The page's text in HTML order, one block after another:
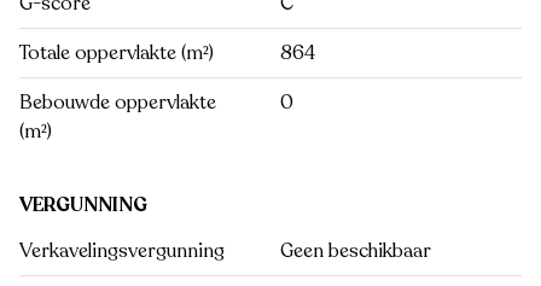
Totale oppervlakte (m²)
864
Bebouwde oppervlakte
(m²)
0
VERGUNNING
Verkavelingsvergunning
Geen beschikbaar